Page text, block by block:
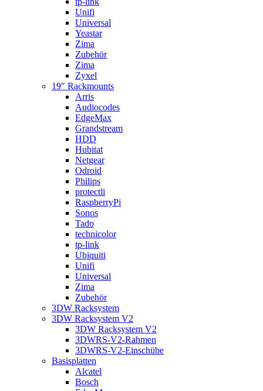
Unifi
Universal
Yeastar
Zima
Zubehör
Zima
Zyxel
19″ Rackmounts
Arris
Audiocodes
EdgeMax
Grandstream
HDD
Hubitat
Netgear
Odroid
Philips
protectli
RaspberryPi
Sonos
Tado
technicolor
tp-link
Ubiquiti
Unifi
Universal
Zima
Zubehör
3DW Racksystem
3DW Racksystem V2
3DW Racksystem V2
3DWRS-V2-Rahmen
3DWRS-V2-Einschübe
Basisplatten
Alcatel
Bosch